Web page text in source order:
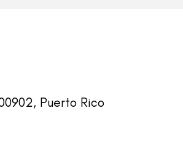
Puerto Rico